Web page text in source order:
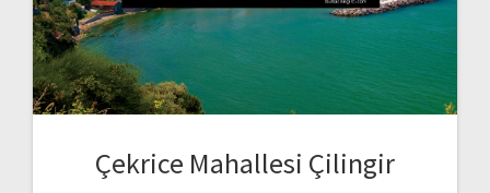
Çekrice Mahallesi Çilingir